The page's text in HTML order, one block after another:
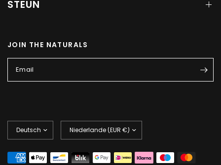
STEUN
JOIN THE NATURALS
Email
aktualisieren
aktualisieren